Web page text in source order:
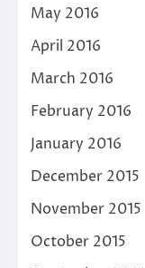
May 2016
April 2016
March 2016
February 2016
January 2016
December 2015
November 2015
October 2015